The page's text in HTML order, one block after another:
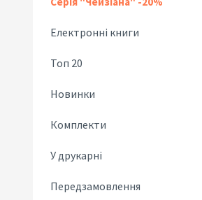
Електронні книги
Топ 20
Новинки
Комплекти
У друкарні
Передзамовлення